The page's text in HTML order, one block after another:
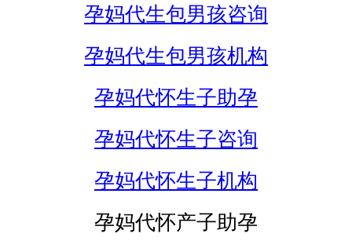
孕妈代生包男孩咨询
孕妈代生包男孩机构
孕妈代怀生子助孕
孕妈代怀生子咨询
孕妈代怀生子机构
孕妈代怀产子助孕